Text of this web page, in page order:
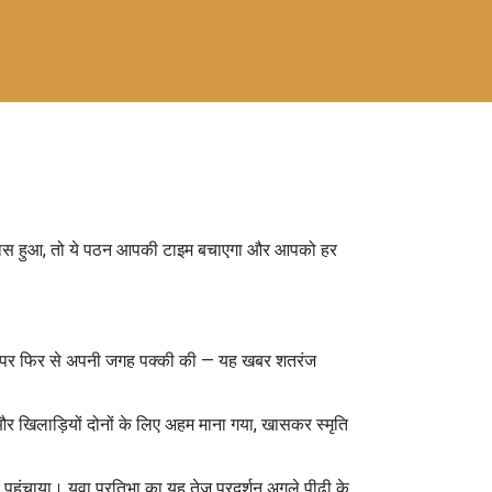
हुआ, तो ये पठन आपकी टाइम बचाएगा और आपको हर
पर फिर से अपनी जगह पक्की की — यह खबर शतरंज
दोनों के लिए अहम माना गया, खासकर स्मृति